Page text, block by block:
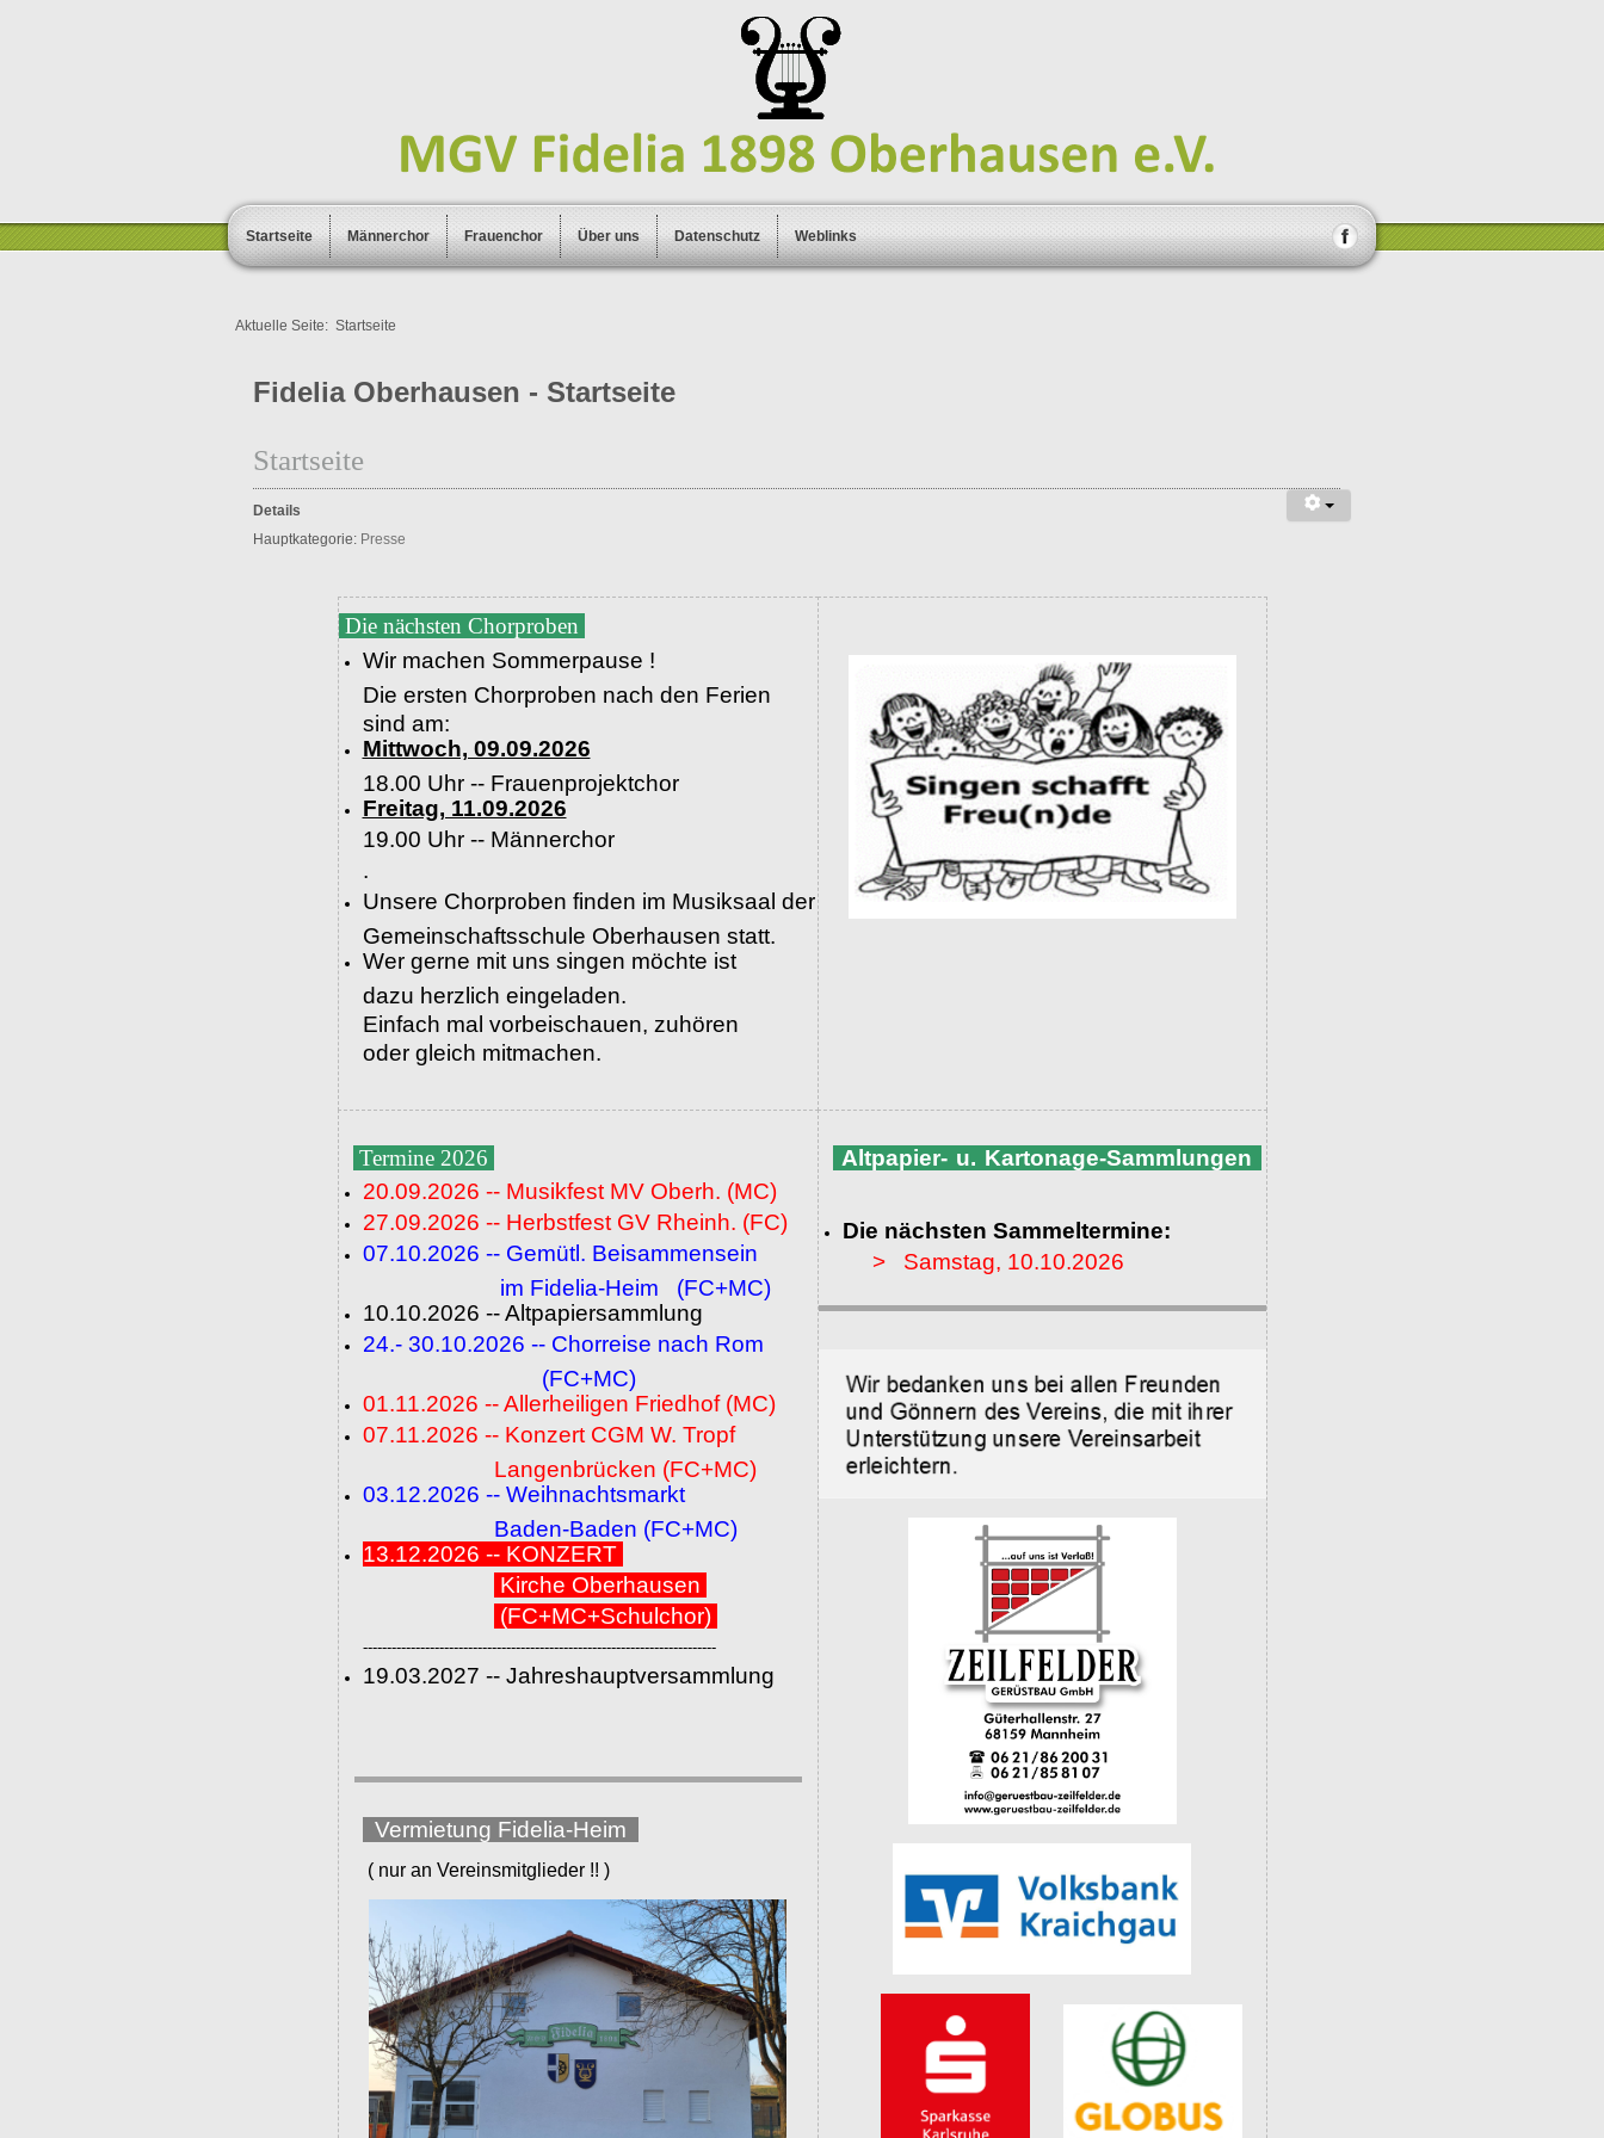
Startseite Männerchor Frauenchor Über uns Datenschutz Weblinks
Aktuelle Seite: Startseite
Fidelia Oberhausen - Startseite
Startseite
Details
Hauptkategorie: Presse
Die nächsten Chorproben
Wir machen Sommerpause !
Die ersten Chorproben nach den Ferien
sind am:
Mittwoch, 09.09.2026
18.00 Uhr -- Frauenprojektchor
Freitag, 11.09.2026
19.00 Uhr -- Männerchor
.
Unsere Chorproben finden im Musiksaal der
Gemeinschaftsschule Oberhausen statt.
Wer gerne mit uns singen möchte ist
dazu herzlich eingeladen.
Einfach mal vorbeischauen, zuhören
oder gleich mitmachen.
Termine 2026
20.09.2026 -- Musikfest MV Oberh. (MC)
27.09.2026 -- Herbstfest GV Rheinh. (FC)
07.10.2026 -- Gemütl. Beisammensein
im Fidelia-Heim (FC+MC)
10.10.2026 -- Altpapiersammlung
24.- 30.10.2026 -- Chorreise nach Rom
(FC+MC)
01.11.2026 -- Allerheiligen Friedhof (MC)
07.11.2026 -- Konzert CGM W. Tropf
Langenbrücken (FC+MC)
03.12.2026 -- Weihnachtsmarkt
Baden-Baden (FC+MC)
13.12.2026 -- KONZERT
Kirche Oberhausen
(FC+MC+Schulchor)
--------------------------------------------------------------------------
19.03.2027 -- Jahreshauptversammlung
Vermietung Fidelia-Heim
( nur an Vereinsmitglieder !! )
Altpapier- u. Kartonage-Sammlungen
Die nächsten Sammeltermine:
> Samstag, 10.10.2026